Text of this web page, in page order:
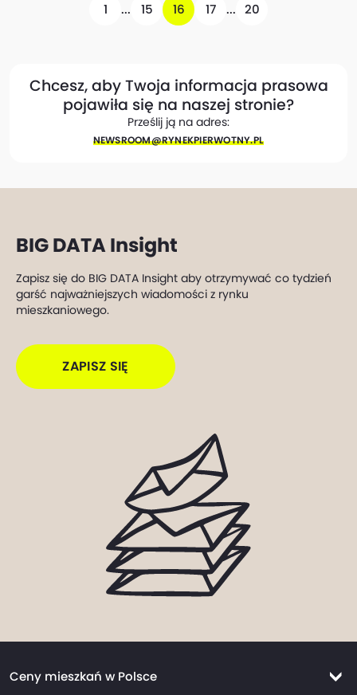
1 ... 15 16 17 ... 20
Chcesz, aby Twoja informacja prasowa
pojawiła się na naszej stronie?
Prześlij ją na adres:
NEWSROOM@​RYNEKPIERWOTNY.PL
BIG DATA Insight
Zapisz się do BIG DATA Insight aby otrzymywać co tydzień
garść najważniejszych wiadomości z rynku
mieszkaniowego.
ZAPISZ SIĘ
Ceny mieszkań w Polsce